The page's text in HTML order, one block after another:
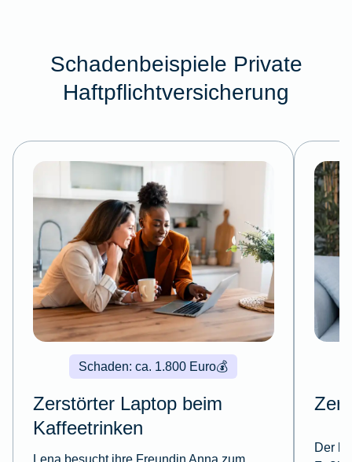
Schadenbeispiele Private
Haftpflichtversicherung
💰
Schaden: ca. 1.800 Euro
Zerstörter Laptop beim
Kaffeetrinken
Der